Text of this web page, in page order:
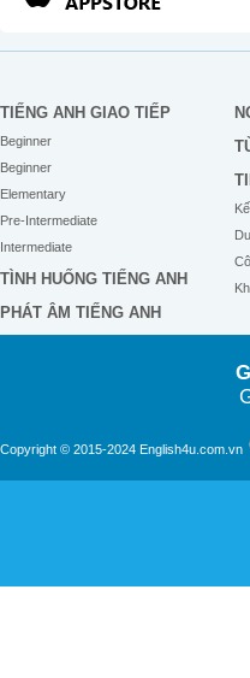
TIẾNG ANH GIAO TIẾP
Beginner
Beginner
Elementary
Pre-Intermediate
Intermediate
TÌNH HUỐNG TIẾNG ANH
PHÁT ÂM TIẾNG ANH
Copyright © 2015-2024 English4u.com.vn